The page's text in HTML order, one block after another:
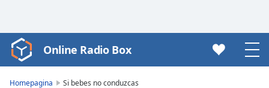
Video
Player
Online Radio Box
Homepagina Si bebes no conduzcas